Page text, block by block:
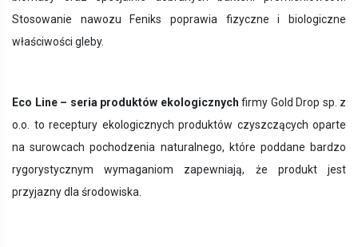
Stosowanie nawozu Feniks poprawia fizyczne i biologiczne
właściwości gleby.
Eco Line – seria produktów ekologicznych firmy Gold Drop sp. z
o.o.
to receptury ekologicznych produktów czyszczących oparte
na surowcach pochodzenia naturalnego, które poddane bardzo
rygorystycznym wymaganiom zapewniają, że produkt jest
przyjazny dla środowiska.